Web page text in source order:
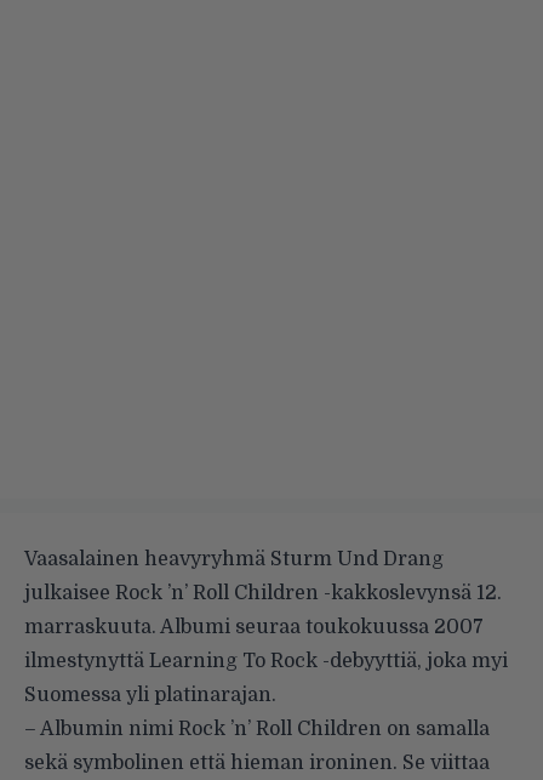
Vaasalainen heavyryhmä Sturm Und Drang
julkaisee Rock ’n’ Roll Children -kakkoslevynsä 12.
marraskuuta. Albumi seuraa toukokuussa 2007
ilmestynyttä Learning To Rock -debyyttiä, joka myi
Suomessa yli platinarajan.
– Albumin nimi Rock ’n’ Roll Children on samalla
sekä symbolinen että hieman ironinen. Se viittaa